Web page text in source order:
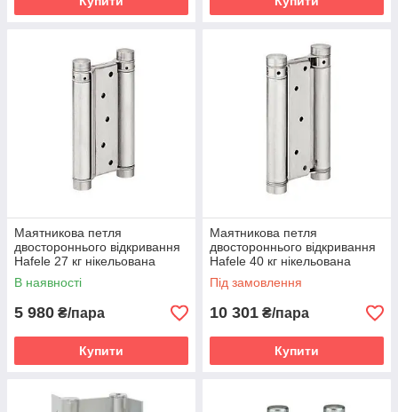
Маятникова петля
двостороннього відкривання
Hafele 27 кг нікельована
В наявності
5 980 ₴/пара
Купити
Маятникова петля
двостороннього відкривання
Hafele 40 кг нікельована
Під замовлення
10 301 ₴/пара
Купити